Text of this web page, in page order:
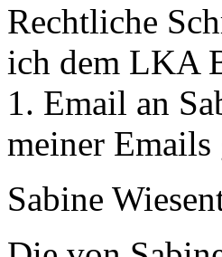
Rechtliche
ich dem LKA
1. Email an
meiner Emails
Sabine